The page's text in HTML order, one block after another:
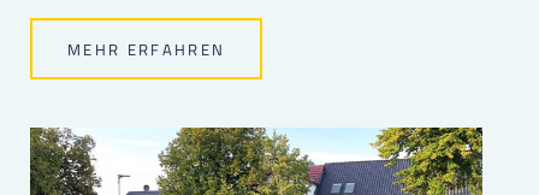
MEHR ERFAHREN